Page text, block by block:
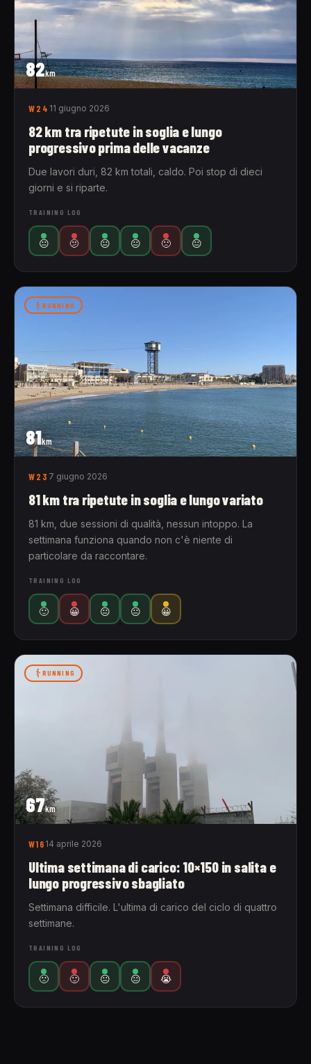
82km
W24 11 giugno 2026
82 km tra ripetute in soglia e lungo
progressivo prima delle vacanze
Due lavori duri, 82 km totali, caldo. Poi stop di dieci
giorni e si riparte.
TRAINING LOG
😐 🫤 😐 😐 🙁 😐
81km
RUNNING
W23 7 giugno 2026
81 km tra ripetute in soglia e lungo variato
81 km, due sessioni di qualità, nessun intoppo. La
settimana funziona quando non c'è niente di
particolare da raccontare.
TRAINING LOG
🙂 😀 😐 😐 😀
67km
RUNNING
W16 14 aprile 2026
Ultima settimana di carico: 10×150 in salita e
lungo progressivo sbagliato
Settimana difficile. L'ultima di carico del ciclo di quattro
settimane.
TRAINING LOG
🙁 🙂 😐 😐 😭